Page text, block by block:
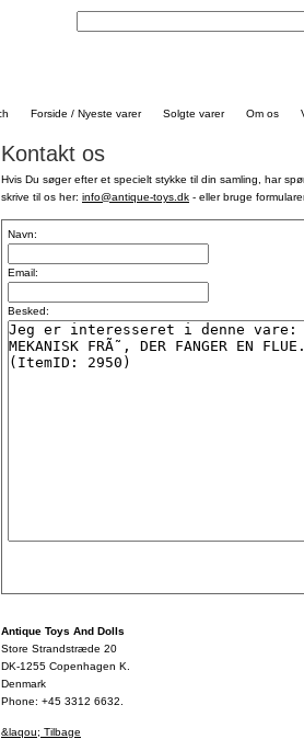
Forside / Nyeste varer Solgte varer Om os
Kontakt os
Hvis Du søger efter et specielt stykke til din samling, har
skrive til os her: info@antique-toys.dk - eller bruge
Navn:
Email:
Besked:
Antique Toys And Dolls
Store Strandstræde 20
DK-1255 Copenhagen K.
Denmark
Phone: +45 3312 6632.
&laqou; Tilbage